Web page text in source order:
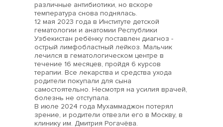
различные антибиотики, но вскоре
температура снова поднялась.
12 мая 2023 года в Институте детской
гематологии и анатомии Республики
Узбекистан ребёнку поставлен диагноз -
острый лимфобластный лейкоз. Мальчик
лечился в гематологическом центре в
течение 16 месяцев, пройдя 6 курсов
терапии. Все лекарства и средства ухода
родители покупали для сына
самостоятельно. Несмотря на усилия врачей,
болезнь не отступала.
В июле 2024 года Мухаммаджон потерял
зрение, и родители отвезли его в Москву, в
клинику им. Дмитрия Рогачёва.